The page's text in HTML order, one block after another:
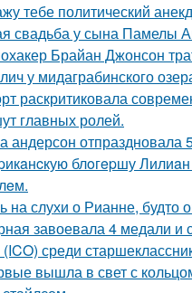
тебе политический
свадьба у сына Памелы
Брайан Джонсон
у мидаграбинского
раскритиковала
главных ролей.
отпраздновала
блoгepшу
на слухи о Рианне, будто
завоевала 4 медали
среди
вышла в свет с